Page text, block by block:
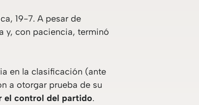
19-7. A pesar de
y, con paciencia, terminó
en la clasificación (ante
a otorgar prueba de su
el control del partido.